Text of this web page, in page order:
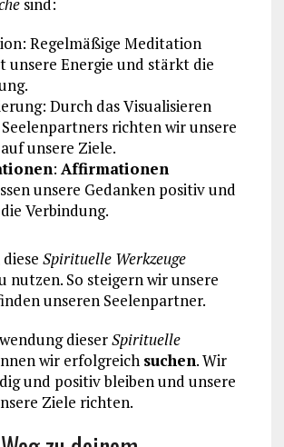
Regelmäßige Meditation
unsere Energie und stärkt die
Durch das Visualisieren
richten wir unsere
unsere Ziele.
: Affirmationen
unsere Gedanken positiv und
Verbindung.
Spirituelle Werkzeuge
nutzen. So steigern wir unsere
unseren Seelenpartner.
dieserSpirituelle
wir erfolgreich suchen. Wir
und positiv bleiben und unsere
Ziele richten.